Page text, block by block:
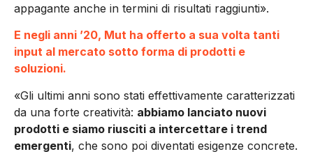
appagante anche in termini di risultati raggiunti».
E negli anni ’20, Mut ha offerto a sua volta tanti
input al mercato sotto forma di prodotti e
soluzioni.
«Gli ultimi anni sono stati effettivamente caratterizzati
da una forte creatività: abbiamo lanciato nuovi
prodotti e siamo riusciti a intercettare i trend
emergenti, che sono poi diventati esigenze concrete.